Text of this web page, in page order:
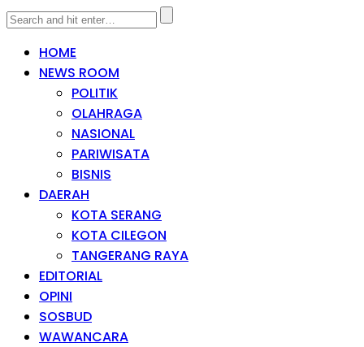
HOME
NEWS ROOM
POLITIK
OLAHRAGA
NASIONAL
PARIWISATA
BISNIS
DAERAH
KOTA SERANG
KOTA CILEGON
TANGERANG RAYA
EDITORIAL
OPINI
SOSBUD
WAWANCARA